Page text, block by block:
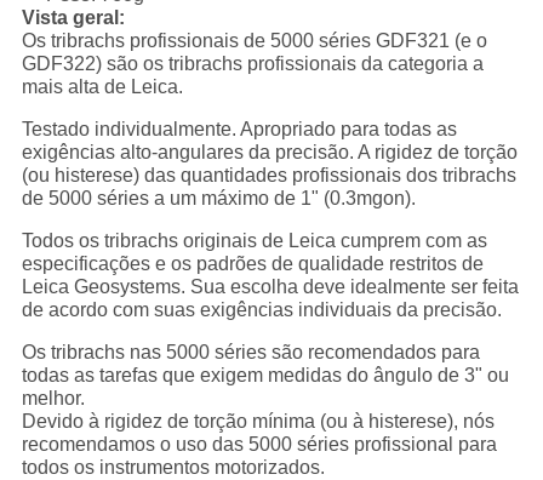
Vista geral:
Os tribrachs profissionais de 5000 séries GDF321 (e o
GDF322) são os tribrachs profissionais da categoria a
mais alta de Leica.
Testado individualmente. Apropriado para todas as
exigências alto-angulares da precisão. A rigidez de torção
(ou histerese) das quantidades profissionais dos tribrachs
de 5000 séries a um máximo de 1" (0.3mgon).
Todos os tribrachs originais de Leica cumprem com as
especificações e os padrões de qualidade restritos de
Leica Geosystems. Sua escolha deve idealmente ser feita
de acordo com suas exigências individuais da precisão.
Os tribrachs nas 5000 séries são recomendados para
todas as tarefas que exigem medidas do ângulo de 3" ou
melhor.
Devido à rigidez de torção mínima (ou à histerese), nós
recomendamos o uso das 5000 séries profissional para
todos os instrumentos motorizados.